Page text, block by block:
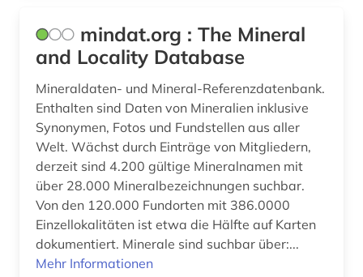
geschichte 1500-1970 (1)
geschichte 1500-2014 (1)
geschichte 1600-1700 (1)
geschichte 1600-1800 (1)
geschichte 1750-1850 (1)
geschichte 1820-1870 (1)
mindat.org : The Mineral
and Locality Database
Mineraldaten- und Mineral-Referenzdatenbank.
Enthalten sind Daten von Mineralien inklusive
Synonymen, Fotos und Fundstellen aus aller
Welt. Wächst durch Einträge von Mitgliedern,
derzeit sind 4.200 gültige Mineralnamen mit
über 28.000 Mineralbezeichnungen suchbar.
Von den 120.000 Fundorten mit 386.0000
Einzellokalitäten ist etwa die Hälfte auf Karten
dokumentiert. Minerale sind suchbar über:...
Mehr Informationen